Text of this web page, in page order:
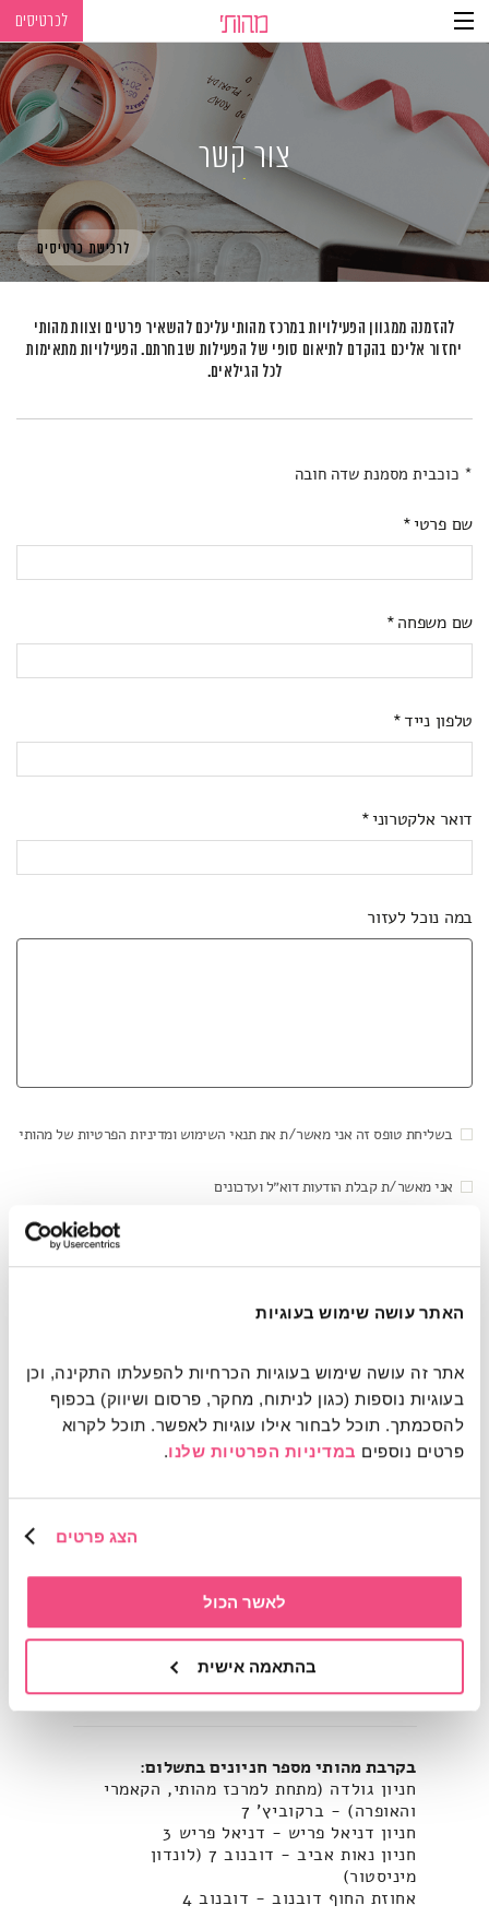
האתר עושה שימוש בעוגיות
פרטים נוספים במדיניות הפרטיות שלנו.
הצג פרטים
לאשר הכול
בהתאמה אישית
navigation
לכרטיסים
צור קשר
לרכישת כרטיסים
להזמנה ממגוון הפעילויות במרכז מהותי עליכם להשאיר פרטים וצוות מהותי
יחזור אליכם בהקדם לתיאום סופי של הפעילות שבחרתם. הפעילויות מתאימות
לכל הגילאים.
* כוכבית מסמנת שדה חובה
שם פרטי
שם משפחה
טלפון נייד
דואר אלקטרוני
במה נוכל לעזור
בשליחת טופס זה אני מאשר/ת את תנאי השימוש ומדיניות הפרטיות של מהותי
אני מאשר/ת קבלת הודעות דוא״ל ועדכונים
This site is protected by reCAPTCHA and the Google
כתובתנו: שד' שאול המלך 21, תל אביב (מול
רחבת הקאמרי)
שעות פתיחה: א-ה, מ-10:00 עד 20:00.
03-7181333או באימייל:info@mahuti.co.il
03-7181333או באימייל:
support@mahuti.co.il, בימים א-ה בין
השעות 09:00-15:00
בקרבת מהותי מספר חניונים בתשלום:
חניון גולדה (מתחת למרכז מהותי, הקאמרי
והאופרה) - ברקוביץ' 7
חניון דניאל פריש - דניאל פריש 3
חניון נאות אביב - דובנוב 7 (לונדון
מיניסטור)
אחוזת החוף דובנוב - דובנוב 4